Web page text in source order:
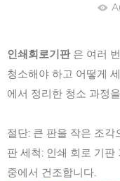
인쇄회로기판 은 여러
청소해야 하고 어떻게
에서 정리한 청소 과정
절단: 큰 판을 작은 조
판 세척: 인쇄 회로 기
중에서 건조합니다.